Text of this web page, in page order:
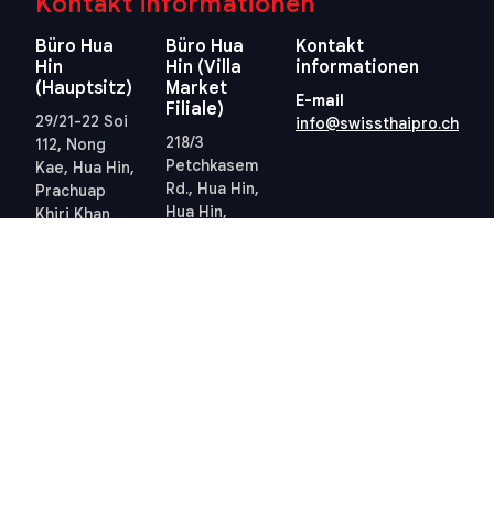
Büro Hua
Hin
(Hauptsitz)
29/21-22 Soi
112, Nong
Kae, Hua Hin,
Prachuap
Khiri Khan
Büro Hua
Hin (Villa
Market
Filiale)
218/3
Petchkasem
Rd., Hua Hin,
Hua Hin,
Kontakt
informationen
E-mail
info@swissthaipro.ch